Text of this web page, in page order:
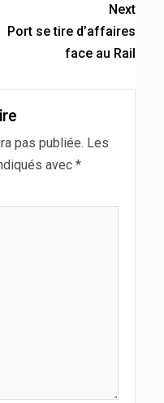
Next
Port se tire d’affaires
face au Rail
pas publiée. Les
avec *